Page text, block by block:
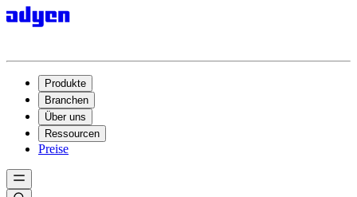
Produkte
Branchen
Über uns
Ressourcen
Preise